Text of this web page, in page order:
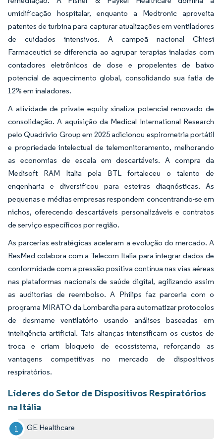
umidificação hospitalar, enquanto a Medtronic aproveita
patentes de turbina para capturar atualizações em ventiladores
de cuidados intensivos. A campeã nacional Chiesi
Farmaceutici se diferencia ao agrupar terapias inaladas com
contadores eletrônicos de dose e propelentes de baixo
potencial de aquecimento global, consolidando sua fatia de
12% em inaladores.
A atividade de private equity sinaliza potencial renovado de
consolidação. A aquisição da Medical International Research
pelo Quadrivio Group em 2025 adicionou espirometria portátil
e propriedade intelectual de telemonitoramento, melhorando
as economias de escala em descartáveis. A compra da
Medisoft RAM Italia pela BTL fortaleceu o talento de
engenharia e diversificou para esteiras diagnósticas. As
pequenas e médias empresas respondem concentrando-se em
nichos, oferecendo descartáveis personalizáveis e contratos
de serviço específicos por região.
As parcerias estratégicas aceleram a evolução do mercado. A
ResMed colabora com a Telecom Italia para integrar dados de
conformidade com a pressão positiva contínua nas vias aéreas
nas plataformas nacionais de saúde digital, agilizando assim
as auditorias de reembolso. A Philips faz parceria com o
programa MIRATO da Lombardia para automatizar protocolos
de desmame ventilatório usando análises baseadas em
inteligência artificial. Tais alianças intensificam os custos de
troca e criam bloqueio de ecossistema, reforçando as
vantagens competitivas no mercado de dispositivos
respiratórios.
Líderes do Setor de Dispositivos Respiratórios
na Itália
GE Healthcare